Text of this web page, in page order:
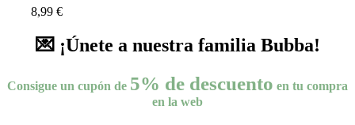
8,99€
💌 ¡Únete a nuestra familia Bubba!
Consigue un cupón de 5% de descuento en tu compra
en la web